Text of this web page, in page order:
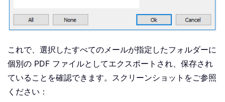
これで、選択したすべてのメールが指定したフォルダーに
個別の PDF ファイルとしてエクスポートされ、保存され
ていることを確認できます。スクリーンショットをご参照
ください：